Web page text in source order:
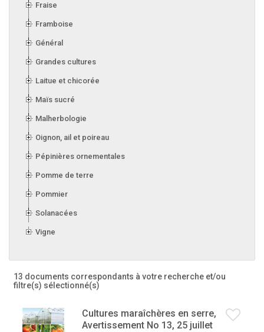
Fraise
Framboise
Général
Grandes cultures
Laitue et chicorée
Maïs sucré
Malherbologie
Oignon, ail et poireau
Pépinières ornementales
Pomme de terre
Pommier
Solanacées
Vigne
13 documents correspondants à votre recherche et/ou
filtre(s) sélectionné(s)
Cultures maraîchères en serre,
Avertissement No 13, 25 juillet